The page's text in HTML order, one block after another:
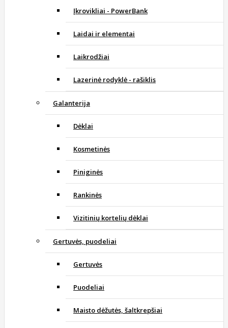
Įkrovikliai - PowerBank
Laidai ir elementai
Laikrodžiai
Lazerinė rodyklė - rašiklis
Galanterija
Dėklai
Kosmetinės
Piniginės
Rankinės
Vizitinių kortelių dėklai
Gertuvės, puodeliai
Gertuvės
Puodeliai
Maisto dėžutės, šaltkrepšiai